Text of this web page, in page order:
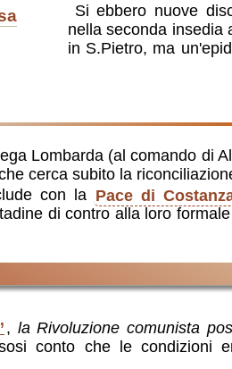
Si ebbero nuove discese non risolutorie del Barbarossa (1164 e 1166/8):
nella seconda insedia
in S.Pietro, ma
Lombarda (al comando di
cerca subito la
con la Pace di
di contro alla loro
, la Rivoluzione comunista
conto che le condizioni